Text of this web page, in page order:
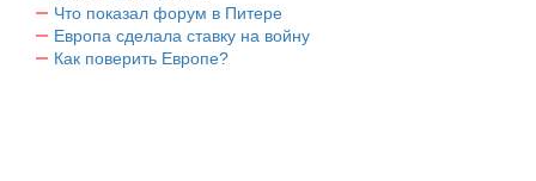
Что показал форум в Питере
Европа сделала ставку на войну
Как поверить Европе?